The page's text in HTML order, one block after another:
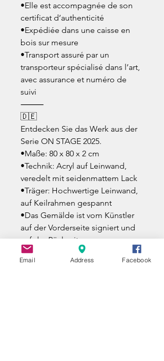
•Elle est accompagnée de son
certificat d’authenticité
•Expédiée dans une caisse en
bois sur mesure
•Transport assuré par un
transporteur spécialisé dans l’art,
avec assurance et numéro de
suivi
⸻
🇩🇪
Entdecken Sie das Werk aus der
Serie ON STAGE 2025.
•Maße: 80 x 80 x 2 cm
•Technik: Acryl auf Leinwand,
veredelt mit seidenmattem Lack
•Träger: Hochwertige Leinwand,
auf Keilrahmen gespannt
•Das Gemälde ist vom Künstler
auf der Vorderseite signiert und
auf der Rückseite
gegengezeichnet
•Geliefert mit Echtheitszertifikat
Email Address Facebook